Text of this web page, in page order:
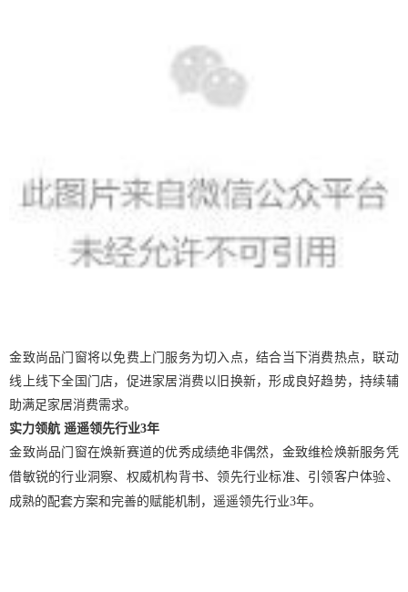
金致尚品门窗将以免费上门服务为切入点，结合当下消费热点，联动
线上线下全国门店，促进家居消费以旧换新，形成良好趋势，持续辅
助满足家居消费需求。
实力领航 遥遥领先行业3年
金致尚品门窗在焕新赛道的优秀成绩绝非偶然，金致维检焕新服务凭
借敏锐的行业洞察、 权威机构背书、领先行业标准、引领客户体验、
成熟的配套方案和完善的赋能机制 ，遥遥领先行业3年。